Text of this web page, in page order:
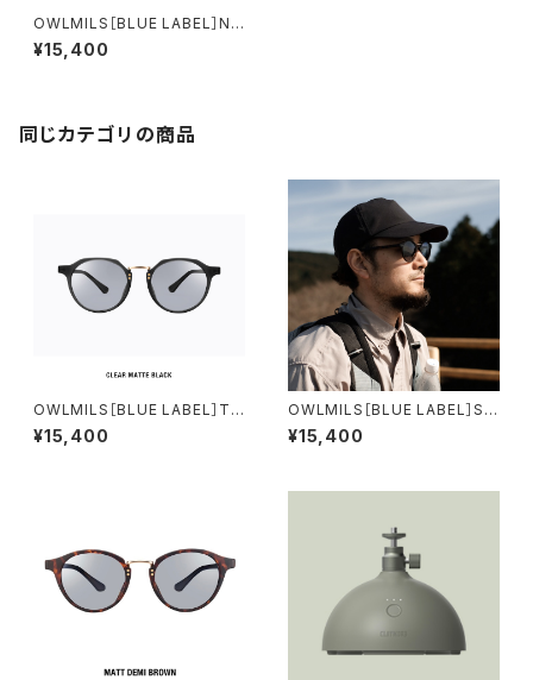
OWLMILS［BLUE LABEL］No
rn ノルン
¥15,400
同じカテゴリの商品
OWLMILS［BLUE LABEL］Th
rud スルーズ
¥15,400
OWLMILS［BLUE LABEL］Sif
シフ
¥15,400